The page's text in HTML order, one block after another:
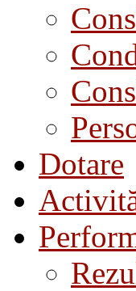
Dotare